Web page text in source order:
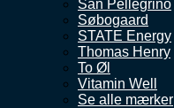
San Pellegrino
Søbogaard
STATE Energy
Thomas Henry
To Øl
Vitamin Well
Se alle mærker